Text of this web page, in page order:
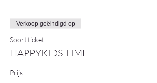
klanken, polyvagale tools, braingym enz.
Mijn missie is bij te dragen aan een mooiere
wereld, waarbij ieder precies mag zijn zoals hij /
zij is. Waarbij ieder ook zijn stress- en
gelukkiger in het leven te staan.
Kids die intekenen voor 6 keer, betalen 120
Verkoop geëindigd op
Soort ticket
HAPPYKIDS TIME
Prijs